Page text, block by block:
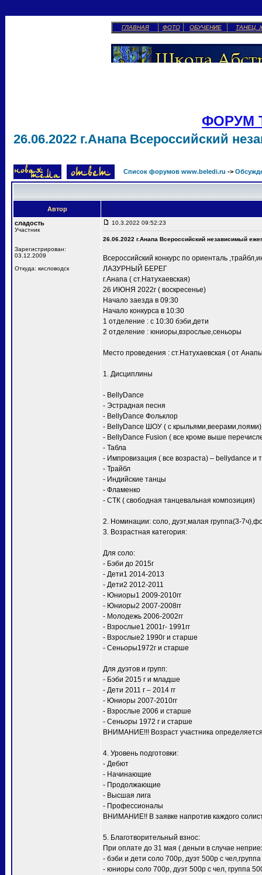
ГЛАВНАЯ ФОТО ОБУЧЕНИЕ ТАНЕЦ
ФОРУМ
26.06.2022 г.Анапа Всероссийский
Список форумов www.beledi.ru ->
Автор
сладость
Участник
Зарегистрирован:
03.12.2009
Откуда: кисловодск
10.3.2022 09:52:23
26.06.2022 г.Анапа Всероссийский независимый
Всероссийский конкурс по ориенталь
ЛАЗУРНЫЙ БЕРЕГ
г.Анапа ( ст.Натухаевская)
26 ИЮНЯ 2022г ( воскресенье)
Начало заезда в 09:30
Начало конкурса в 10:30
1 отделение : с 10:30 бэби,дети
2 отделение : юниоры,взрослые,сеньоры
Место проведения : ст.Натухаевская ( от
1. Дисциплины
- BellyDance
- Эстрадная песня
- BellyDance Фольклор
- BellyDance ШОУ ( с крыльями,веерами,поями)
- BellyDance Fusion ( все кроме выше
- Табла
- Импровизация ( все возраста) – bellydance и
- Трайбл
- Индийские танцы
- Фламенко
- СТК ( свободная танцевальная композиция)
2. Номинации: соло, дуэт,малая группа(3-
3. Возрастная категория:
Для соло:
- Бэби до 2015г
- Дети1 2014-2013
- Дети2 2012-2011
- Юниоры1 2009-2010гг
- Юниоры2 2007-2008гг
- Молодежь 2006-2002гг
- Взрослые1 2001г- 1991гг
- Взрослые2 1990г и старше
- Сеньоры1972г и старше
Для дуэтов и групп:
- Бэби 2015 г и младше
- Дети 2011 г – 2014 гг
- Юниоры 2007-2010гг
- Взрослые 2006 и старше
- Сеньоры 1972 г и старше
ВНИМАНИЕ!!! Возраст участника определяется
4. Уровень подготовки:
- Дебют
- Начинающие
- Продолжающие
- Высшая лига
- Профессионалы
ВНИМАНИЕ!! В заявке напротив каждого
5. Благотворительный взнос:
При оплате до 31 мая ( деньги в случае
- бэби и дети соло 700р, дуэт 500р с
- юниоры соло 700р, дуэт 500р с чел, группа